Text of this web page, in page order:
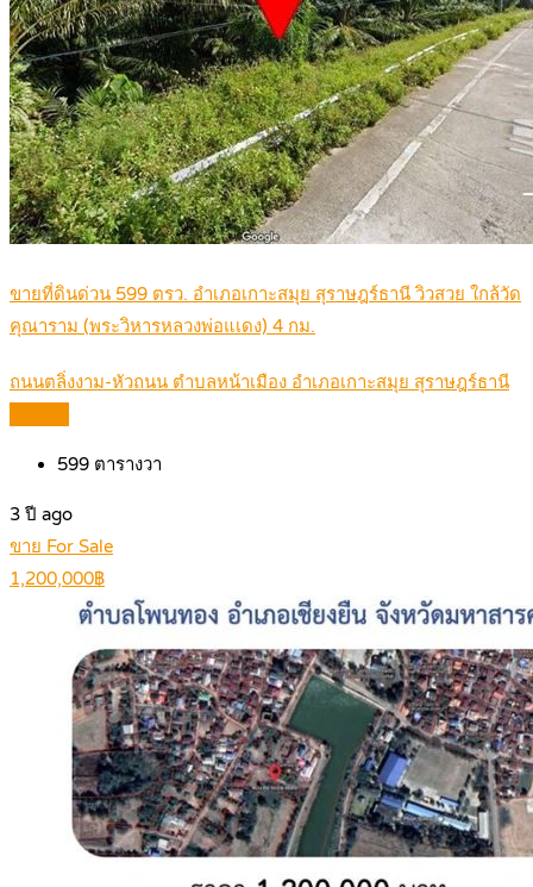
ขายที่ดินด่วน 599 ตรว. อำเภอเกาะสมุย สุราษฎร์ธานี วิวสวย ใกล้วัด
คุณาราม (พระวิหารหลวงพ่อแเดง) 4 กม.
ถนนตลิ่งงาม-หัวถนน ตำบลหน้าเมือง อำเภอเกาะสมุย สุราษฎร์ธานี
599 ตารางวา
3 ปี ago
ขาย For Sale
1,200,000฿